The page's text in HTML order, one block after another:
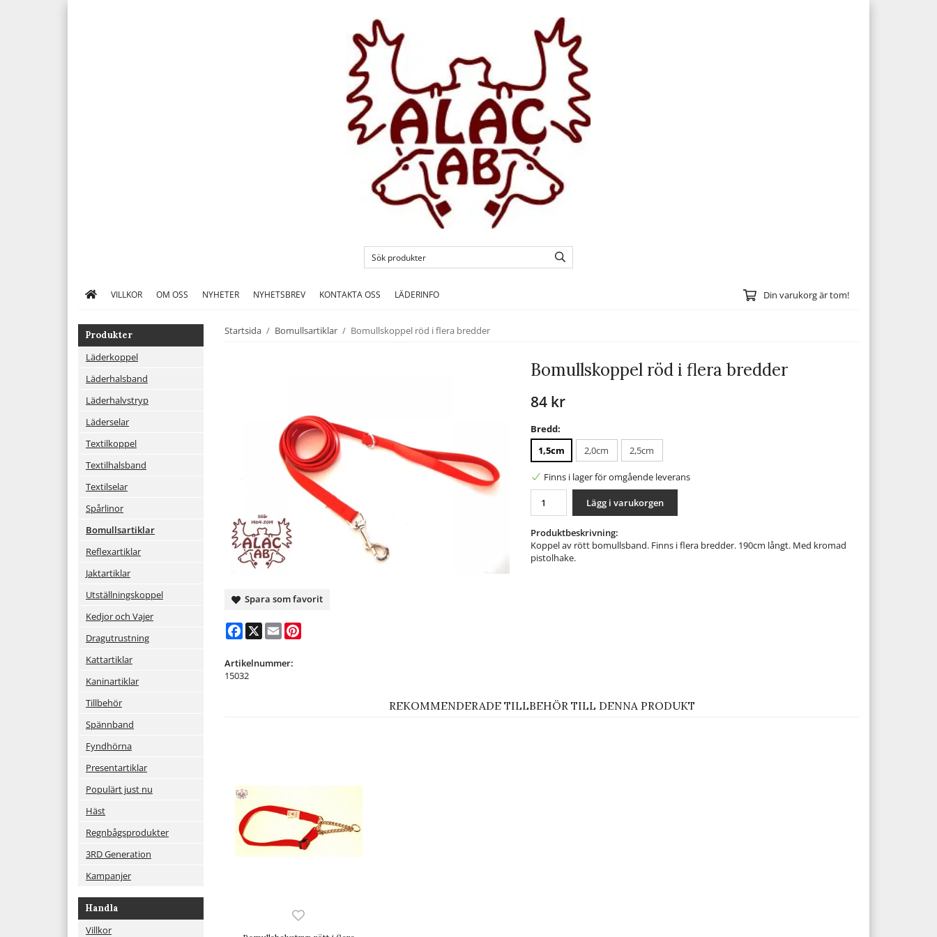
VILLKOR OM OSS NYHETER NYHETSBREV KONTAKTA OSS LÄDERINFO Din varukorg är tom!
Produkter
Läderkoppel
Läderhalsband
Läderhalvstryp
Läderselar
Textilkoppel
Textilhalsband
Textilselar
Spårlinor
Bomullsartiklar
Reflexartiklar
Jaktartiklar
Utställningskoppel
Kedjor och Vajer
Dragutrustning
Kattartiklar
Kaninartiklar
Tillbehör
Spännband
Fyndhörna
Presentartiklar
Populärt just nu
Häst
Regnbågsprodukter
3RD Generation
Kampanjer
Handla
Villkor
Startsida / Bomullsartiklar / Bomullskoppel röd i flera bredder
Bomullskoppel röd i flera bredder
84 kr
Bredd:
1,5cm
2,0cm 2,5cm
Finns i lager för omgående leverans
Lägg i varukorgen
Produktbeskrivning:
Koppel av rött bomullsband. Finns i flera bredder. 190cm långt. Med kromad
pistolhake.
Spara som favorit
Facebook
X Email
Artikelnummer:
15032
REKOMMENDERADE TILLBEHÖR TILL DENNA PRODUKT